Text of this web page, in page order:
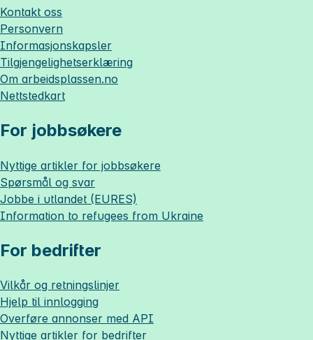
Kontakt oss
Personvern
Informasjonskapsler
Tilgjengelighetserklæring
Om arbeidsplassen.no
Nettstedkart
For jobbsøkere
Nyttige artikler for jobbsøkere
Spørsmål og svar
Jobbe i utlandet (EURES)
Information to refugees from Ukraine
For bedrifter
Vilkår og retningslinjer
Hjelp til innlogging
Overføre annonser med API
Nyttige artikler for bedrifter